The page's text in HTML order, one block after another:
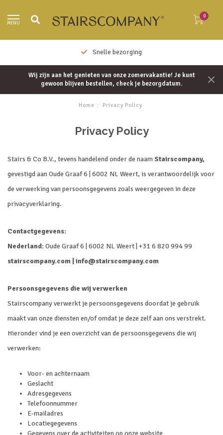
MENU
0
Snelle bezorging
Wij zijn aan het genieten van onze zomervakantie! Je kunt
gewoon blijven bestellen, check je bezorgdatum.
Home / Privacy Policy
Privacy Policy
Stairs & Co B.V., tevens handelend onder de naam Stairscompany,
gevestigd aan Oude Graaf 6 | 6002 NL Weert, is verantwoordelijk voor
de verwerking van persoonsgegevens zoals weergegeven in deze
privacyverklaring.
Contactgegevens:
Nederland:Oude Graaf 6 | 6002 NL Weert | +31 6 820 994 99
stairscompany.com | info@stairscompany.com
Persoonsgegevens die wij verwerken
Stairscompany verwerkt je persoonsgegevens doordat je gebruik
maakt van onze diensten en/of omdat je deze zelf aan ons verstrekt.
Hieronder vind je een overzicht van de persoonsgegevens die wij
verwerken:
Voor- en achternaam
Geslacht
Adresgegevens
Telefoonnummer
E-mailadres
Locatiegegevens
Gegevens over de activiteiten op onze website